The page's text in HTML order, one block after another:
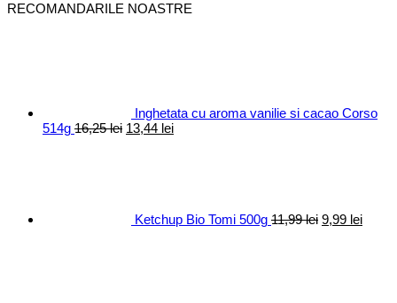
RECOMANDARILE NOASTRE
Inghetata cu aroma vanilie si cacao Corso
514g 16,25lei Prețul
13,44 leiPrețul
Ketchup Bio Tomi 500g 11,99lei 9,99 lei